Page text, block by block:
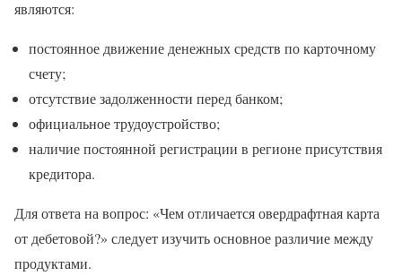
являются:
постоянное движение денежных средств по карточному
счету;
отсутствие задолженности перед банком;
официальное трудоустройство;
наличие постоянной регистрации в регионе присутствия
кредитора.
Для ответа на вопрос: «Чем отличается овердрафтная карта
от дебетовой?» следует изучить основное различие между
продуктами.